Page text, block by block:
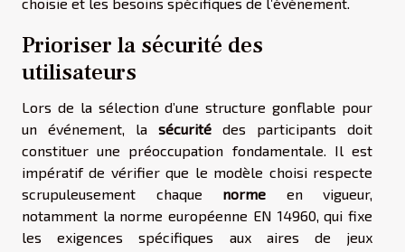
Prioriser la sécurité des
utilisateurs
Lors de la sélection d’une structure gonflable pour
un événement, la sécurité des participants doit
constituer une préoccupation fondamentale. Il est
impératif de vérifier que le modèle choisi respecte
scrupuleusement chaque norme en vigueur,
notamment la norme européenne EN 14960, qui fixe
les exigences spécifiques aux aires de jeux